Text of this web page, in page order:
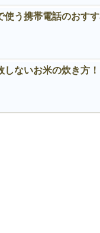
使う携帯電話のおす
しないお米の炊き方